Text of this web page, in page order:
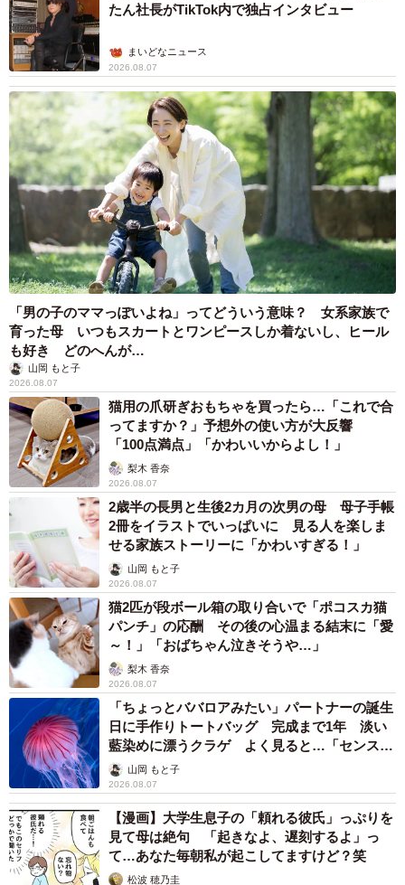
たん社長がTikTok内で独占インタビュー
まいどなニュース
2026.08.07
「男の子のママっぽいよね」ってどういう意味？ 女系家族で
育った母 いつもスカートとワンピースしか着ないし、ヒール
も好き どのへんが…
山岡 もと子
2026.08.07
猫用の爪研ぎおもちゃを買ったら…「これで合
ってますか？」予想外の使い方が大反響
「100点満点」「かわいいからよし！」
梨木 香奈
2026.08.07
2歳半の長男と生後2カ月の次男の母 母子手帳
2冊をイラストでいっぱいに 見る人を楽しま
せる家族ストーリーに「かわいすぎる！」
山岡 もと子
2026.08.07
猫2匹が段ボール箱の取り合いで「ポコスカ猫
パンチ」の応酬 その後の心温まる結末に「愛
～！」「おばちゃん泣きそうや…」
梨木 香奈
2026.08.07
「ちょっとババロアみたい」パートナーの誕生
日に手作りトートバッグ 完成まで1年 淡い
藍染めに漂うクラゲ よく見ると…「センスす
ごい」山岡 もと子
2026.08.07
【漫画】大学生息子の「頼れる彼氏」っぷりを
見て母は絶句 「起きなよ、遅刻するよ」っ
て…あなた毎朝私が起こしてますけど？笑
松波 穂乃圭